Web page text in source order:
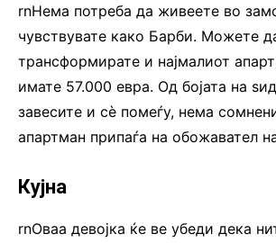
rnНема потреба да живеете во
чувствувате како Барби. Можете
трансформирате и најмалиот
имате 57.000 евра. Од бојата на
завесите и сè помеѓу, нема
апартман припаѓа на обожавател
Кујна
rnОваа девојка ќе ве убеди дека